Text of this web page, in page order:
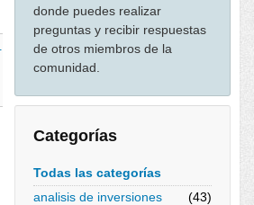
donde puedes realizar
preguntas y recibir respuestas
de otros miembros de la
comunidad.
Categorías
Todas las categorías
analisis de inversiones
(43)